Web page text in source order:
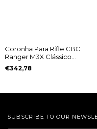
Coronha Para Rifle CBC
Ranger M3X Clássico
Jequitibá
€342,78
SUBSCRIBE TO OUR